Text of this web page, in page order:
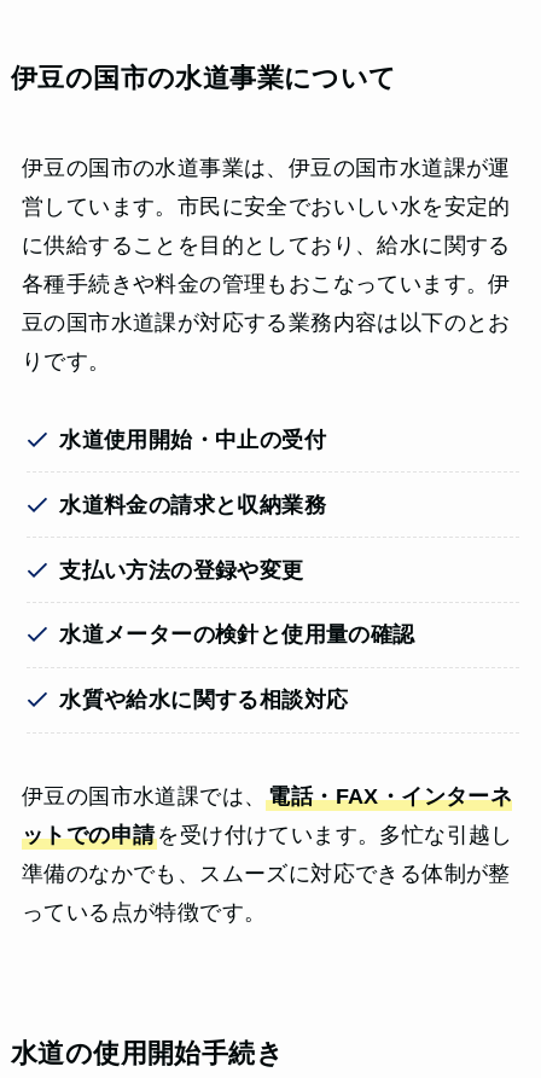
伊豆の国市の水道事業について
伊豆の国市の水道事業は、伊豆の国市水道課が運
営しています。市民に安全でおいしい水を安定的
に供給することを目的としており、給水に関する
各種手続きや料金の管理もおこなっています。伊
豆の国市水道課が対応する業務内容は以下のとお
りです。
水道使用開始・中止の受付
水道料金の請求と収納業務
支払い方法の登録や変更
水道メーターの検針と使用量の確認
水質や給水に関する相談対応
伊豆の国市水道課では、電話・FAX・インターネ
ットでの申請を受け付けています。多忙な引越し
準備のなかでも、スムーズに対応できる体制が整
っている点が特徴です。
水道の使用開始手続き